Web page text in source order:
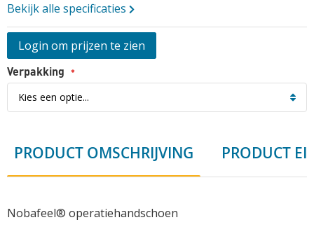
Bekijk alle specificaties
Login om prijzen te zien
Verpakking
van
de
afbeeldingen-
gallerij
PRODUCT OMSCHRIJVING PRODUCT
Nobafeel® operatiehandschoen